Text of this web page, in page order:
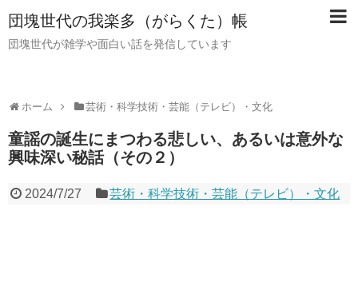
団塊世代の我楽多（がらくた）帳
団塊世代が雑学や面白い話を発信しています
ホーム 芸術・科学技術・芸能（テレビ）・文化
童謡の誕生にまつわる悲しい、あるいは意外な
興味深い秘話（その２）
2024/7/27 芸術・科学技術・芸能（テレビ）・文化